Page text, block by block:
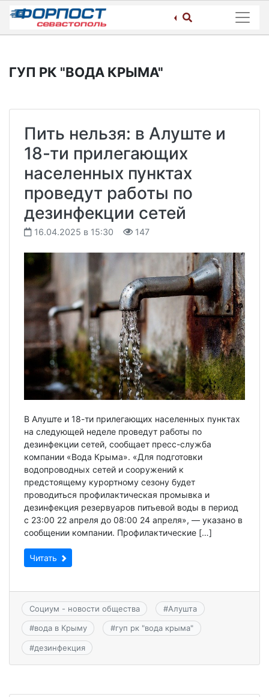
Skip
content
ГУП РК "ВОДА КРЫМА"
Пить нельзя: в Алуште и
18-ти прилегающих
населенных пунктах
проведут работы по
дезинфекции сетей
16.04.2025 в 15:30 147
В Алуште и 18-ти прилегающих населенных пунктах
на следующей неделе проведут работы по
дезинфекции сетей, сообщает пресс-служба
компании «Вода Крыма». «Для подготовки
водопроводных сетей и сооружений к
предстоящему курортному сезону будет
проводиться профилактическая промывка и
дезинфекция резервуаров питьевой воды в период
с 23:00 22 апреля до 08:00 24 апреля», — указано в
сообщении компании. Профилактические […]
Читать
Социум - новости общества #Алушта
#вода в Крыму #гуп рк "вода крыма"
#дезинфекция